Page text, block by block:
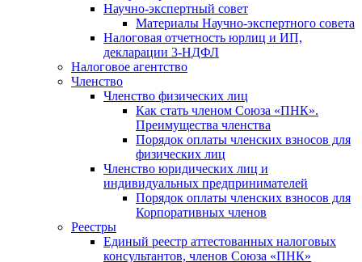
Научно-экспертный совет
Материалы Научно-экспертного совета
Налоговая отчетность юрлиц и ИП,
декларации 3-НДФЛ
Налоговое агентство
Членство
Членство физических лиц
Как стать членом Союза «ПНК».
Преимущества членства
Порядок оплаты членских взносов для
физических лиц
Членство юридических лиц и
индивидуальных предпринимателей
Порядок оплаты членских взносов для
Корпоративных членов
Реестры
Единый реестр аттестованных налоговых
консультантов, членов Союза «ПНК»